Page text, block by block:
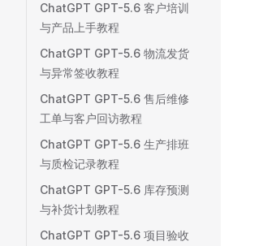
ChatGPT GPT-5.6 客户培训
与产品上手教程
ChatGPT GPT-5.6 物流发货
与异常签收教程
ChatGPT GPT-5.6 售后维修
工单与客户回访教程
ChatGPT GPT-5.6 生产排班
与质检记录教程
ChatGPT GPT-5.6 库存预测
与补货计划教程
ChatGPT GPT-5.6 项目验收